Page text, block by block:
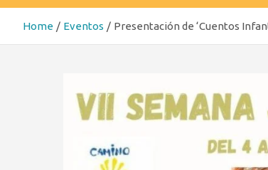
Home Eventos Presentación de ‘Cuentos